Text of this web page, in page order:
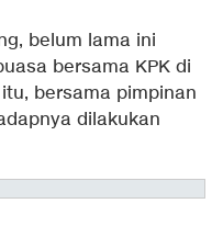
belum lama ini
bersama KPK di
bersama pimpinan
dilakukan